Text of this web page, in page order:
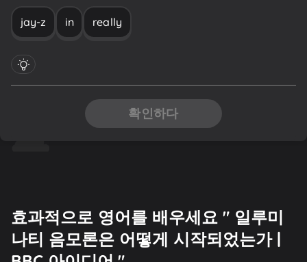
jay-z in really
확인하다
효과적으로 영어를 배우세요 " 일루미
나티 음모론은 어떻게 시작되었는가 |